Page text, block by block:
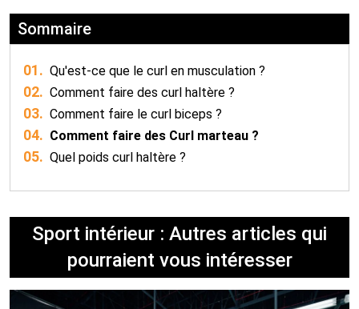
Sommaire
01. Qu'est-ce que le curl en musculation ?
02. Comment faire des curl haltère ?
03. Comment faire le curl biceps ?
04. Comment faire des Curl marteau ?
05. Quel poids curl haltère ?
Sport intérieur : Autres articles qui
pourraient vous intéresser